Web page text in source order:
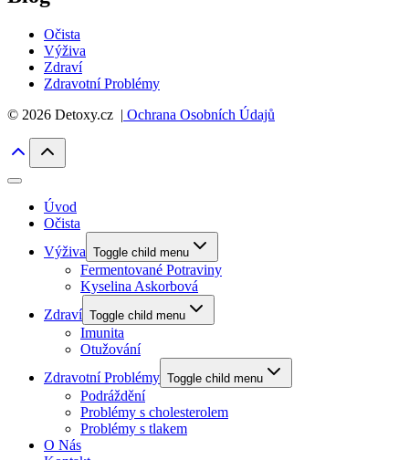
Očista
Výživa
Zdraví
Zdravotní Problémy
© 2026 Detoxy.cz | Ochrana Osobních Údajů
Úvod
Očista
Výživa Toggle child menu
Fermentované Potraviny
Kyselina Askorbová
Zdraví Toggle child menu
Imunita
Otužování
Zdravotní Problémy Toggle child menu
Podráždění
Problémy s cholesterolem
Problémy s tlakem
O Nás